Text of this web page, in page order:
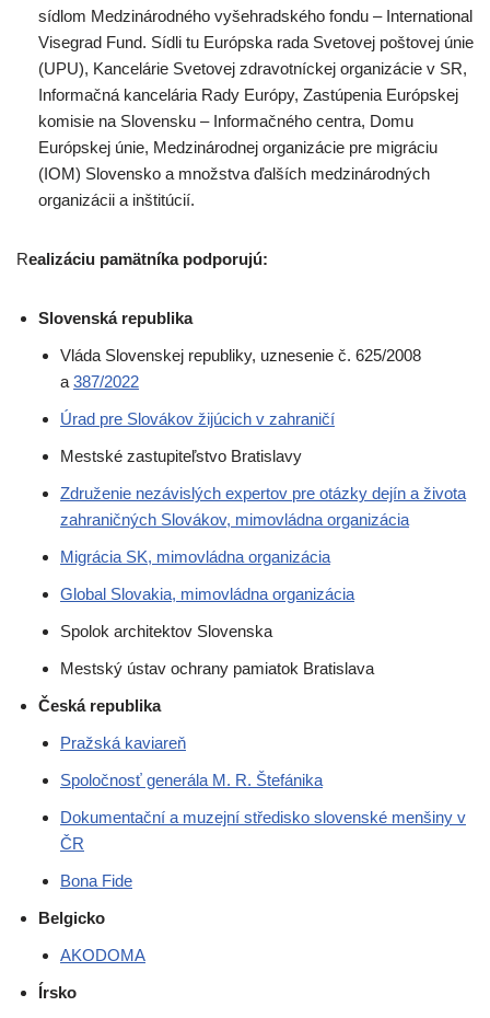
sídlom Medzinárodného vyšehradského fondu – International
Visegrad Fund. Sídli tu Európska rada Svetovej poštovej únie
(UPU), Kancelárie Svetovej zdravotníckej organizácie v SR,
Informačná kancelária Rady Európy, Zastúpenia Európskej
komisie na Slovensku – Informačného centra, Domu
Európskej únie, Medzinárodnej organizácie pre migráciu
(IOM) Slovensko a množstva ďalších medzinárodných
organizácii a inštitúcií.
Realizáciu pamätníka podporujú:
Slovenská republika
Vláda Slovenskej republiky, uznesenie č. 625/2008
a 387/2022
Úrad pre Slovákov žijúcich v zahraničí
Mestské zastupiteľstvo Bratislavy
Združenie nezávislých expertov pre otázky dejín a života
zahraničných Slovákov, mimovládna organizácia
Migrácia SK, mimovládna organizácia
Global Slovakia, mimovládna organizácia
Spolok architektov Slovenska
Mestský ústav ochrany pamiatok Bratislava
Česká republika
Pražská kaviareň
Spoločnosť generála M. R. Štefánika
Dokumentační a muzejní středisko slovenské menšiny v
ČR
Bona Fide
Belgicko
AKODOMA
Írsko